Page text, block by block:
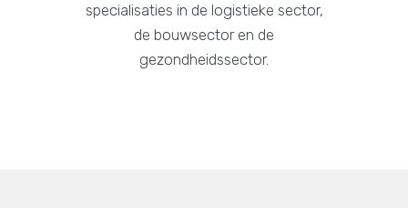
specialisaties in de logistieke sector,
de bouwsector en de
gezondheidssector.